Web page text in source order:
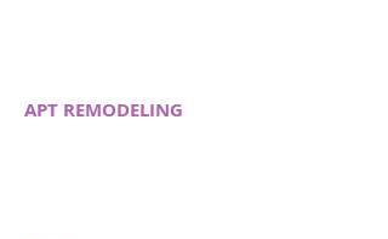
APT REMODELING